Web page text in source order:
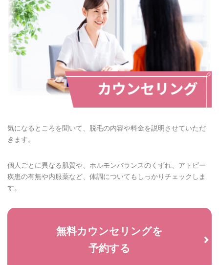
気になるところを聞いて、脱毛の内容や料金を説明させていただ
きます。
個人ごとに異なる肌質や、ホルモンバランスのくずれ、アトピー
疾患の有無や内服薬など、体調についてもしっかりチェックしま
す。
無料カウンセリングを
予約する